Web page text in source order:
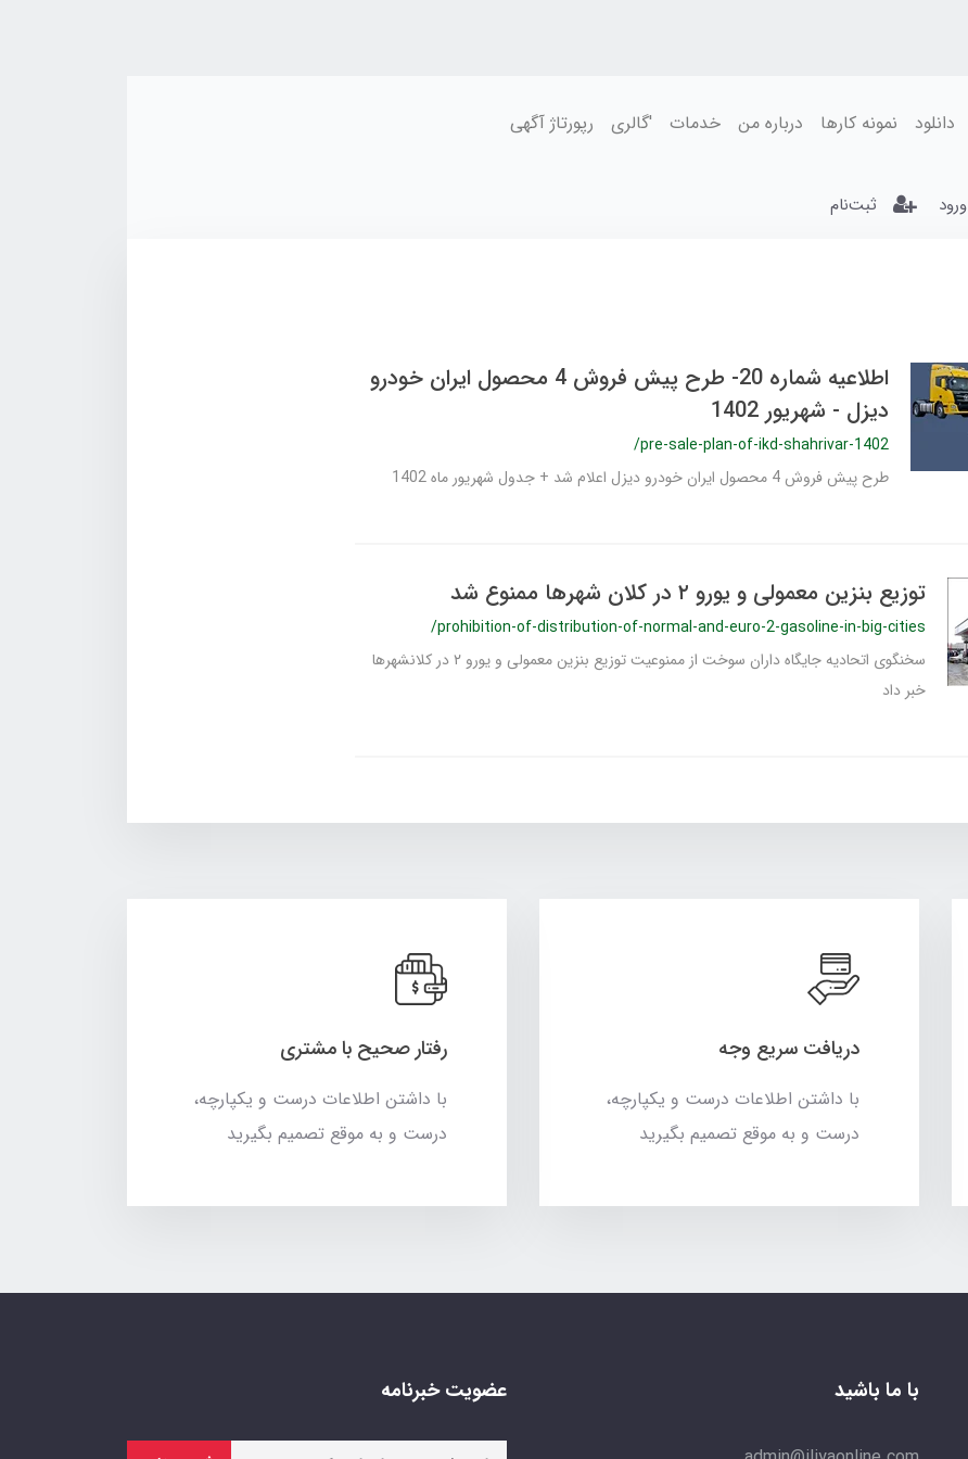
دانلود نمونه کارها درباره من خدمات 'گالری رپورتاژ آگهی
ورود ثبت‌نام
اطلاعیه شماره 20- طرح پیش فروش 4 محصول ایران خودرو
دیزل - شهریور 1402
/pre-sale-plan-of-ikd-shahrivar-1402
طرح پیش فروش 4 محصول ایران خودرو دیزل اعلام شد + جدول شهریور ماه 1402
توزیع بنزین معمولی و یورو ۲ در کلان شهرها ممنوع شد
/prohibition-of-distribution-of-normal-and-euro-2-gasoline-in-big-cities
سخنگوی اتحادیه جایگاه داران سوخت از ممنوعیت توزیع بنزین معمولی و یورو ۲ در کلانشهرها
خبر داد
دریافت سریع وجه
با داشتن اطلاعات درست و یکپارچه،
درست و به موقع تصمیم بگیرید
رفتار صحیح با مشتری
با داشتن اطلاعات درست و یکپارچه،
درست و به موقع تصمیم بگیرید
با ما باشید عضویت خبرنامه